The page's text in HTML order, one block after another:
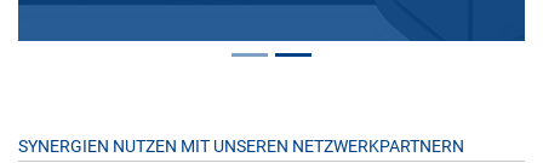
SYNERGIEN NUTZEN MIT UNSEREN NETZWERKPARTNERN